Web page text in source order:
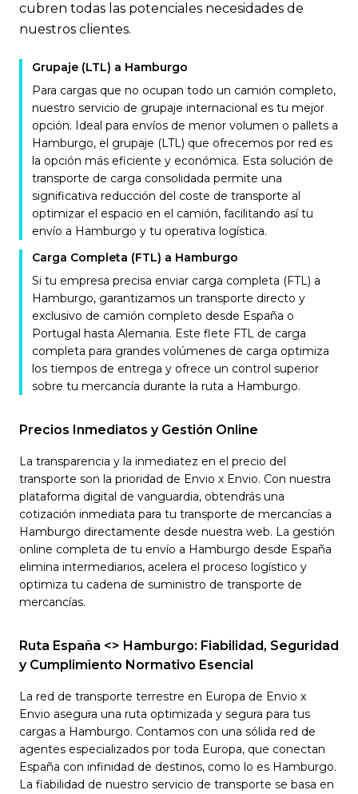
cubren todas las potenciales necesidades de
nuestros clientes.
Grupaje (LTL) a Hamburgo
Para cargas que no ocupan todo un camión completo,
nuestro servicio de grupaje internacional es tu mejor
opción. Ideal para envíos de menor volumen o pallets a
Hamburgo, el grupaje (LTL) que ofrecemos por red es
la opción más eficiente y económica. Esta solución de
transporte de carga consolidada permite una
significativa reducción del coste de transporte al
optimizar el espacio en el camión, facilitando así tu
envío a Hamburgo y tu operativa logística.
Carga Completa (FTL) a Hamburgo
Si tu empresa precisa enviar carga completa (FTL) a
Hamburgo, garantizamos un transporte directo y
exclusivo de camión completo desde España o
Portugal hasta Alemania. Este flete FTL de carga
completa para grandes volúmenes de carga optimiza
los tiempos de entrega y ofrece un control superior
sobre tu mercancía durante la ruta a Hamburgo.
Precios Inmediatos y Gestión Online
La transparencia y la inmediatez en el precio del
transporte son la prioridad de Envio x Envio. Con nuestra
plataforma digital de vanguardia, obtendrás una
cotización inmediata para tu transporte de mercancías a
Hamburgo directamente desde nuestra web. La gestión
online completa de tu envío a Hamburgo desde España
elimina intermediarios, acelera el proceso logístico y
optimiza tu cadena de suministro de transporte de
mercancías.
Ruta España <> Hamburgo: Fiabilidad, Seguridad
y Cumplimiento Normativo Esencial
La red de transporte terrestre en Europa de Envio x
Envio asegura una ruta optimizada y segura para tus
cargas a Hamburgo. Contamos con una sólida red de
agentes especializados por toda Europa, que conectan
España con infinidad de destinos, como lo es Hamburgo.
La fiabilidad de nuestro servicio de transporte se basa en